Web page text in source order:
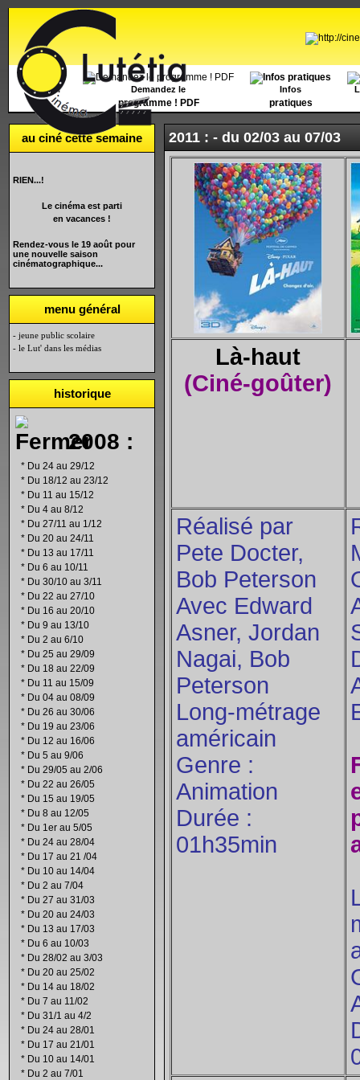
Accueil Demandez le
programme ! PDF
Infos
pratiques
au ciné cette semaine
RIEN...!
Le cinéma est parti
en vacances !
Rendez-vous le 19 août pour
une nouvelle saison
cinématographique...
menu général
- jeune public scolaire
- le Lut' dans les médias
historique
2008 :
* Du 24 au 29/12
* Du 18/12 au 23/12
* Du 11 au 15/12
* Du 4 au 8/12
* Du 27/11 au 1/12
* Du 20 au 24/11
* Du 13 au 17/11
* Du 6 au 10/11
* Du 30/10 au 3/11
* Du 22 au 27/10
* Du 16 au 20/10
* Du 9 au 13/10
* Du 2 au 6/10
* Du 25 au 29/09
* Du 18 au 22/09
* Du 11 au 15/09
* Du 04 au 08/09
* Du 26 au 30/06
* Du 19 au 23/06
* Du 12 au 16/06
* Du 5 au 9/06
* Du 29/05 au 2/06
* Du 22 au 26/05
* Du 15 au 19/05
* Du 8 au 12/05
* Du 1er au 5/05
* Du 24 au 28/04
* Du 17 au 21 /04
* Du 10 au 14/04
* Du 2 au 7/04
* Du 27 au 31/03
* Du 20 au 24/03
* Du 13 au 17/03
* Du 6 au 10/03
* Du 28/02 au 3/03
* Du 20 au 25/02
* Du 14 au 18/02
* Du 7 au 11/02
* Du 31/1 au 4/2
* Du 24 au 28/01
* Du 17 au 21/01
* Du 10 au 14/01
* Du 2 au 7/01
2011 : - du 02/03 au 07/03
Là-haut
(Ciné-goûter)
Réalisé par
Pete Docter,
Bob Peterson
Avec Edward
Asner, Jordan
Nagai, Bob
Peterson
Long-métrage
américain
Genre :
Animation
Durée :
01h35min